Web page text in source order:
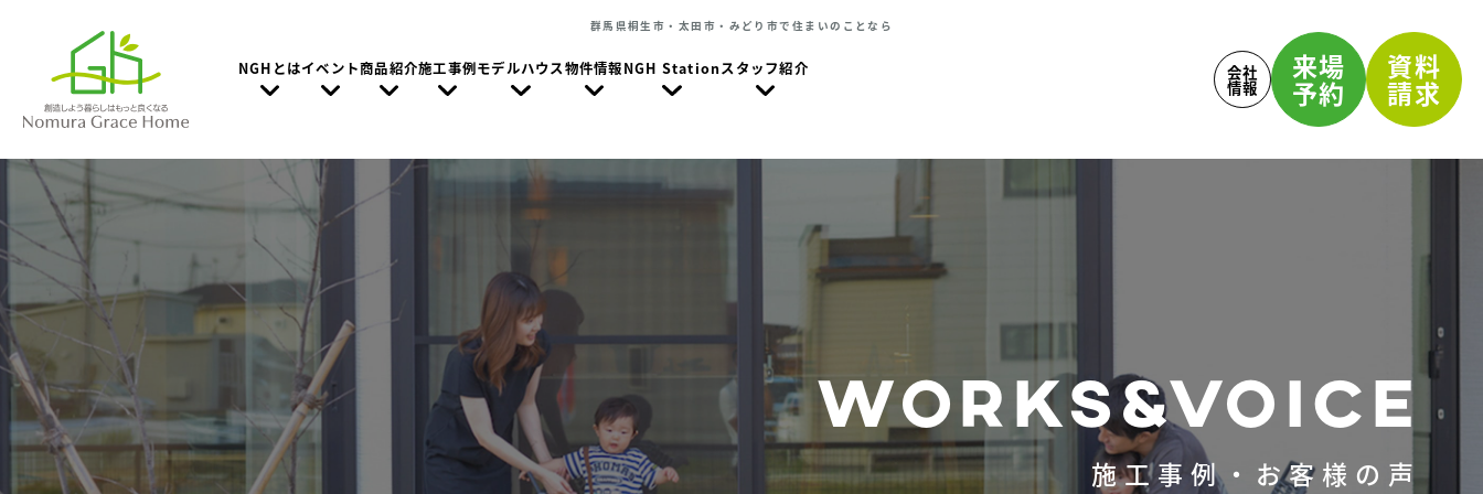
群馬県桐生市・太田市・みどり市で住まいのことなら
NGHとは
Nomura Grace Homeの想い
家づくりの特徴
お家の”建て時”と家づくりの進め方
建て替えとリフォーム、どっちがお得？
イベント商品紹介施工事例モデルハウス物件情報NGH Stationスタッフ紹介 会社
情報
来場
予約
資料
請求
WORKS&VOICE
施工事例・お客様の声